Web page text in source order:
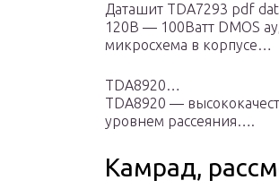
Даташит TDA7293 pdf
120В — 100Ватт DMOS
микросхема в корпусе…
TDA8920…
TDA8920 —
уровнем рассеяния….
Камрад,